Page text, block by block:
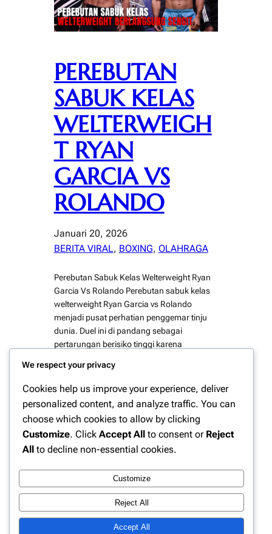
PEREBUTAN
SABUK KELAS
WELTERWEIGH
T RYAN
GARCIA VS
ROLANDO
Januari 20, 2026
BERITA VIRAL, BOXING, OLAHRAGA
Perebutan Sabuk Kelas Welterweight Ryan
Garcia Vs Rolando Perebutan sabuk kelas
welterweight Ryan Garcia vs Rolando
menjadi pusat perhatian penggemar tinju
dunia. Duel ini di pandang sebagai
pertarungan berisiko tinggi karena
besar dan gaya bertarung yang
berlawanan. Sejak jadwal resmi di
umumkan intensitas pemberitaan
meningkat sementara ekspektasi publik
terus terbentuk…
Instagram
Facebook
X
Website Berita Olahraga Update | PPN
We respect your privacy
Cookies help us improve your experience, deliver
personalized content, and analyze traffic. You can
choose which cookies to allow by clicking
Customize. Click Accept All to consent or Reject
All to decline non-essential cookies.
Customize
Reject All
Accept All